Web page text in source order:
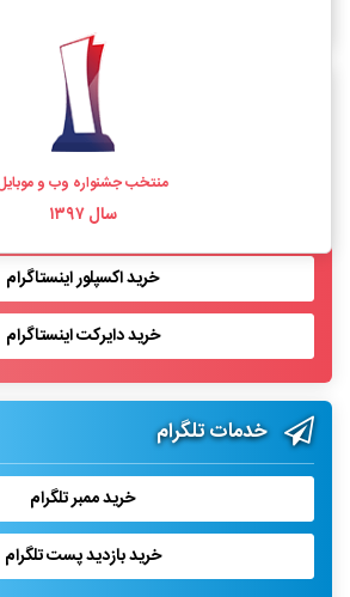
منتخب جشنواره وب و
سال ۱۳۹۷
خرید بازدید پست اینستاگرام
خرید اکسپلور اینستاگرام
خرید دایرکت اینستاگرام
خدمات تلگرام
خرید ممبر تلگرام
خرید بازدید پست تلگرام